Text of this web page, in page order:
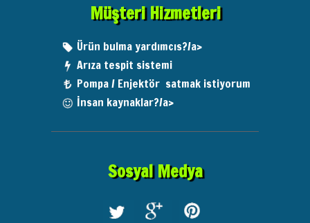
Müşteri Hizmetleri
Ürün bulma yardımcıs?/a>
Arıza tespit sistemi
Pompa / Enjektör satmak istiyorum
İnsan kaynaklar?/a>
Sosyal Medya